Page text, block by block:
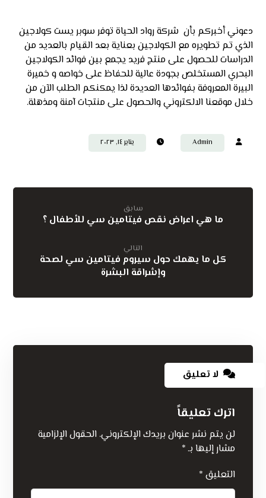
دعوني أخبركم بأن شركة رواد الحياة توفر سوبر يست كولاجين
الذي تم تطويره مع الكولاجين بعناية بعد القيام بالعديد من
الدراسات للحصول على منتج فريد يجمع بين فوائد الكولاجين
البحري المستخلص بجودة عالية للحفاظ على خواصه و خميرة
البيرة المعروفة بفوائدها العديدة لذا يمكنكم الطلب الآن من
خلال موقعنا الالكتروني والحصول على منتجات آمنة ومذهلة.
Admin يناير ١٤, ٢٠٢٣
سابق
ما هي اعراض نقص فيتامين سي للأطفال ؟
التالي
كل ما يهمك حول سيروم فيتامين سي لصحة
وإشراقة البشرة
لا تعليق
اترك تعليقاً
لن يتم نشر عنوان بريدك الإلكتروني. الحقول الإلزامية
مشار إليها بـ*
التعليق *